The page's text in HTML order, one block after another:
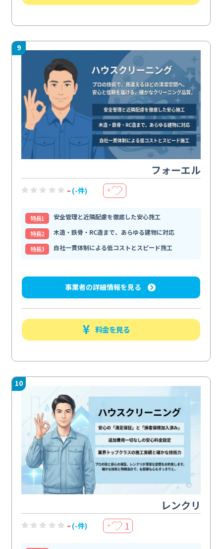
9
フォーエル
- (-件) ＋
特⻑1
安全管理と近隣配慮を徹底した安心施工
特⻑2
木造・鉄骨・RC造まで、あらゆる建物に対応
特⻑3
自社一貫体制による低コストとスピード施工
事業者の詳細情報を見る
料金を見る
10
レンクリ
- (-件) ＋ 1